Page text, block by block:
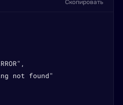
Скопировать
not found"